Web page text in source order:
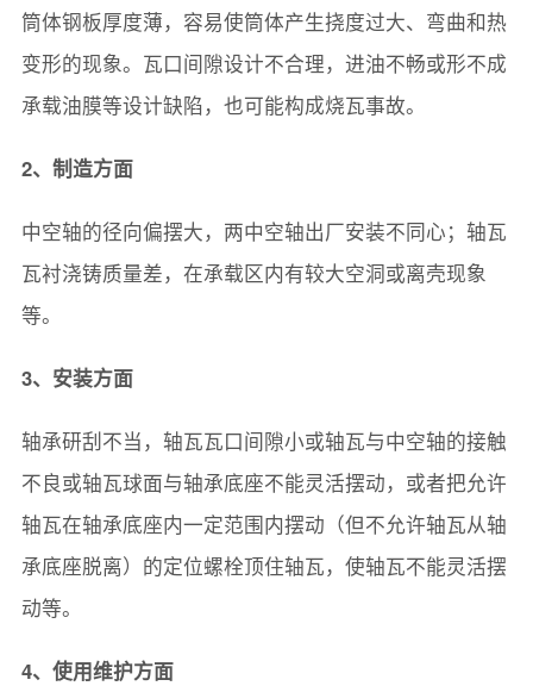
筒体钢板厚度薄，容易使筒体产生挠度过大、弯曲和热
变形的现象。瓦口间隙设计不合理，进油不畅或形不成
承载油膜等设计缺陷，也可能构成烧瓦事故。
2、制造方面
中空轴的径向偏摆大，两中空轴出厂安装不同心；轴瓦
瓦衬浇铸质量差，在承载区内有较大空洞或离壳现象
等。
3、安装方面
轴承研刮不当，轴瓦瓦口间隙小或轴瓦与中空轴的接触
不良或轴瓦球面与轴承底座不能灵活摆动，或者把允许
轴瓦在轴承底座内一定范围内摆动（但不允许轴瓦从轴
承底座脱离）的定位螺栓顶住轴瓦，使轴瓦不能灵活摆
动等。
4、使用维护方面